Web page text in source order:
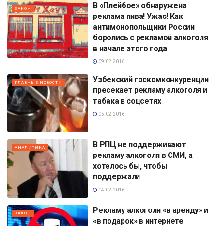
ЗАКОН
В «Плейбое» обнаружена
реклама пива! Ужас! Как
антимонопольщики России
боролись с рекламой алкоголя
в начале этого года
09.02.2016
ГЛАВНЫЕ НОВОСТИ
Узбекский госкомконкуренции
пресекает рекламу алкоголя и
табака в соцсетях
05.02.2016
АНАЛИТИКА
В РПЦ не поддерживают
рекламу алкоголя в СМИ, а
хотелось бы, чтобы
поддержали
04.02.2016
ЗАКОН
Рекламу алкоголя «в аренду» и
«в подарок» в интернете